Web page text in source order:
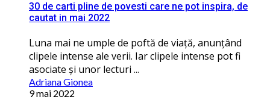
30 de carti pline de povesti care ne pot inspira, de
cautat in mai 2022
Luna mai ne umple de poftă de viaţă, anunţând
clipele intense ale verii. Iar clipele intense pot fi
asociate și unor lecturi ...
Adriana Gionea
9 mai 2022